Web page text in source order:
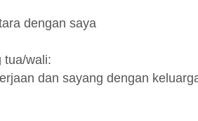
dengan saya
tua/wali:
dan sayang dengan